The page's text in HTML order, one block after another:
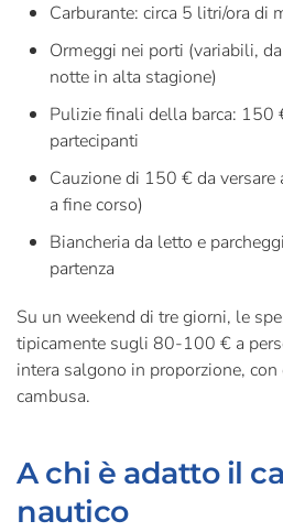
Carburante: circa 5 litri/ora di
Ormeggi nei porti (variabili,
notte in alta stagione)
Pulizie finali della barca: 150
partecipanti
Cauzione di 150 € da
a fine corso)
Biancheria da letto e
partenza
Su un weekend di tre giorni, le
tipicamente sugli 80-100 € a
intera salgono in proporzione,
cambusa.
A chi è adatto il
nautico